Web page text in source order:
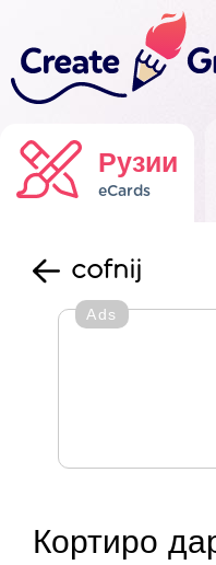
Рузии
eCards
cofnij
Ads
Кортиро